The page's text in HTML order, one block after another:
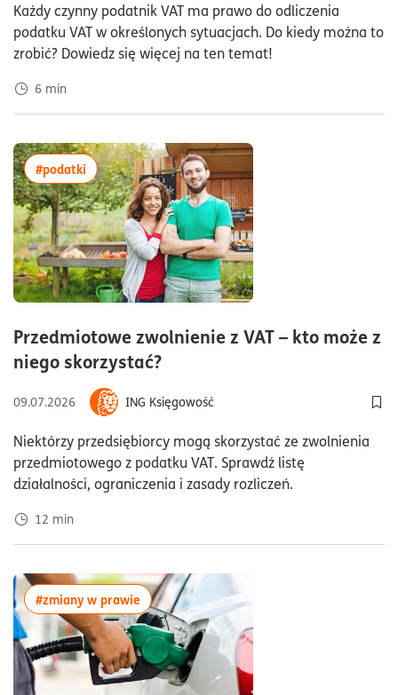
Każdy czynny podatnik VAT ma prawo do odliczenia
podatku VAT w określonych sytuacjach. Do kiedy można to
zrobić? Dowiedz się więcej na ten temat!
6 min
Przedmiotowe zwolnienie z VAT – kto może z
niego skorzystać?czas czytania12minuty
09.07.2026
ING Księgowość
Niektórzy przedsiębiorcy mogą skorzystać ze zwolnienia
przedmiotowego z podatku VAT. Sprawdź listę
działalności, ograniczenia i zasady rozliczeń.
12 min
#podatki więcej artykułów z tagiem:#podatki
#zmiany w prawiewięcej artykułów z tagiem:#zmiany w